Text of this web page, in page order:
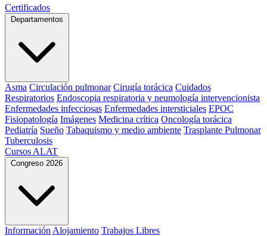
Certificados
Departamentos
Asma Circulación pulmonar Cirugía torácica Cuidados
Respiratorios Endoscopia respiratoria y neumología intervencionista
Enfermedades infecciosas Enfermedades intersticiales EPOC
Fisiopatología Imágenes Medicina crítica Oncología torácica
Pediatría Sueño Tabaquismo y medio ambiente Trasplante Pulmonar
Tuberculosis
Cursos ALAT
Congreso 2026
Información Alojamiento Trabajos Libres